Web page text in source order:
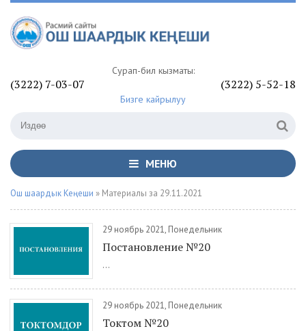
Сурап-билүү кызматы:
(3222) 7-03-07 (3222) 5-52-18
Бизге кайрылуу
МЕНЮ
Ош шаардык Кеңеши » Материалы за 29.11.2021
29 ноябрь 2021, Понедельник
Постановление №20
...
29 ноябрь 2021, Понедельник
Токтом №20